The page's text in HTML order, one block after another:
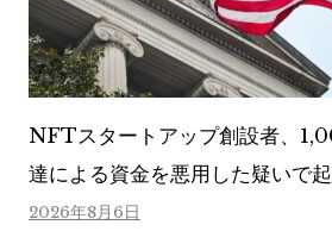
NFTスタートアップ創設者、
達による資金を悪用した疑いで
2026年8月6日